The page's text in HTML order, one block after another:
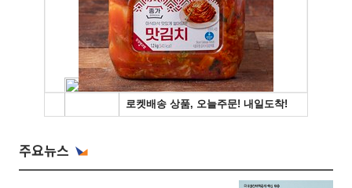
주요뉴스